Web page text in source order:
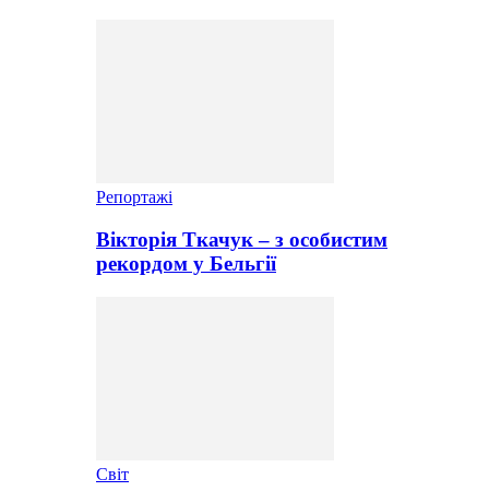
Репортажі
Вікторія Ткачук – з особистим
рекордом у Бельгії
Світ